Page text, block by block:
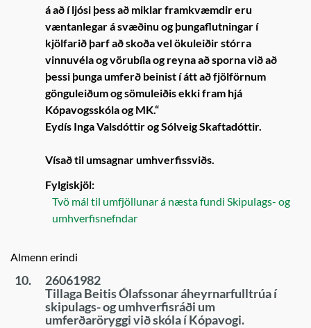
á að í ljósi þess að miklar framkvæmdir eru
væntanlegar á svæðinu og þungaflutningar í
kjölfarið þarf að skoða vel ökuleiðir stórra
vinnuvéla og vörubíla og reyna að sporna við að
þessi þunga umferð beinist í átt að fjölförnum
gönguleiðum og sömuleiðis ekki fram hjá
Kópavogsskóla og MK.“
Eydís Inga Valsdóttir og Sólveig Skaftadóttir.
Vísað til umsagnar umhverfissviðs.
Fylgiskjöl:
Tvö mál til umfjöllunar á næsta fundi Skipulags- og
umhverfisnefndar
Almenn erindi
10.
26061982
Tillaga Beitis Ólafssonar áheyrnarfulltrúa í
skipulags- og umhverfisráði um
umferðaröryggi við skóla í Kópavogi.